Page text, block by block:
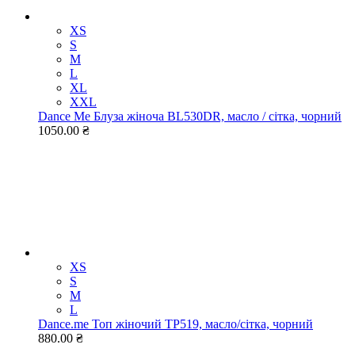
XS
S
M
L
XL
XXL
Dance Me Блуза жіноча BL530DR, масло / сітка, чорний
1050.00 ₴
XS
S
M
L
Dance.me Топ жіночий ТР519, масло/сітка, чорний
880.00 ₴